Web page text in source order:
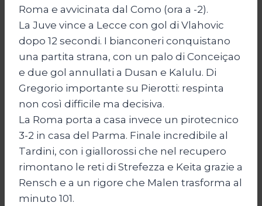
Roma e avvicinata dal Como (ora a -2).
La Juve vince a Lecce con gol di Vlahovic
dopo 12 secondi. I bianconeri conquistano
una partita strana, con un palo di Conceiçao
e due gol annullati a Dusan e Kalulu. Di
Gregorio importante su Pierotti: respinta
non così difficile ma decisiva.
La Roma porta a casa invece un pirotecnico
3-2 in casa del Parma. Finale incredibile al
Tardini, con i giallorossi che nel recupero
rimontano le reti di Strefezza e Keita grazie a
Rensch e a un rigore che Malen trasforma al
minuto 101.